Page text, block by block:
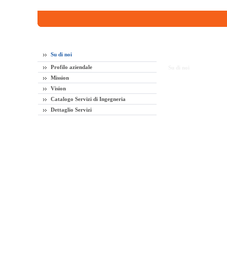
Su di noi
Profilo aziendale
Mission
Vision
Catalogo Servizi di Ingegneria
Dettaglio Servizi